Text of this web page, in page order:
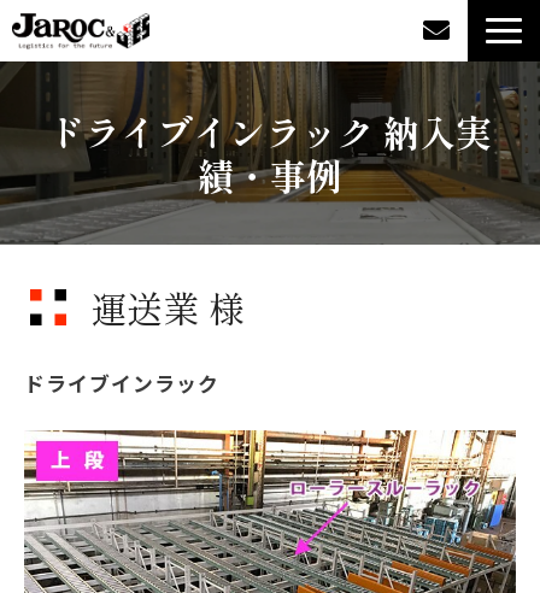
製品情報
企業情報
カタログダウンロード
ジャロックコラム
採用情報
オンラインショップ
ドライブインラック 納入実
績・事例
運送業 様
ドライブインラック